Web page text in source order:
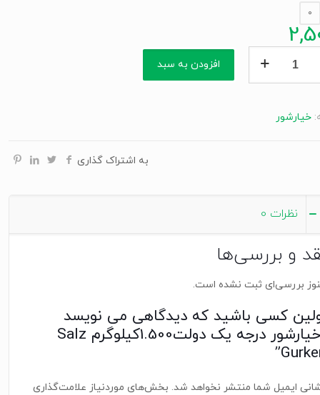
0
افزودن به سبد
خیارشور
به اشتراک گذاری
نظرات 0
و بررسی‌ها
بررسی‌ای ثبت نشده است.
کسی باشید که دیدگاهی می نویسد
“خیارشور درجه یک دولت1.500کیلوگرم Salz
ایمیل شما منتشر نخواهد شد. بخش‌های موردنیاز علامت‌گذاری